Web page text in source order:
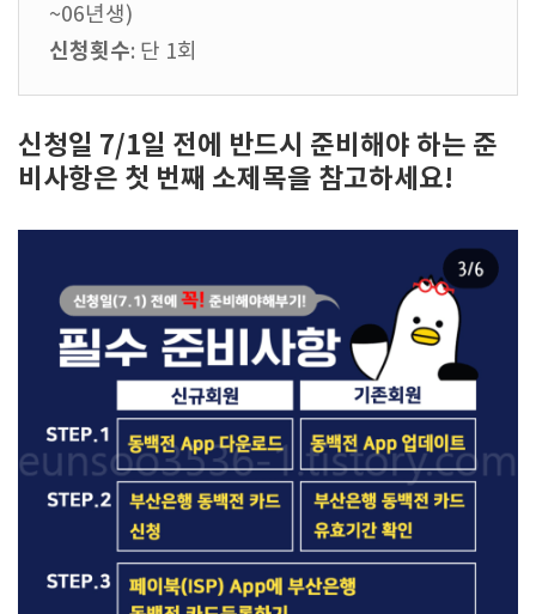
~06년생)
신청횟수: 단 1회
신청일 7/1일 전에 반드시 준비해야 하는 준
비사항은 첫 번째 소제목을 참고하세요!